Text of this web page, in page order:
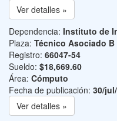
Ver detalles »
Dependencia: Instituto de
Plaza: Técnico Asociado
Registro: 66047-54
Sueldo: $18,669.60
Área: Cómputo
Fecha de publicación: 30/
Ver detalles »